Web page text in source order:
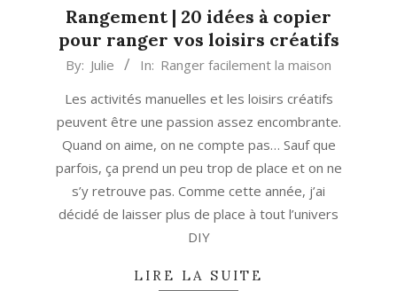
Rangement | 20 idées à copier
pour ranger vos loisirs créatifs
2023-
01
By: Julie In: Ranger facilement la maison
Les activités manuelles et les loisirs créatifs
peuvent être une passion assez encombrante.
Quand on aime, on ne compte pas… Sauf que
parfois, ça prend un peu trop de place et on ne
s’y retrouve pas. Comme cette année, j’ai
décidé de laisser plus de place à tout l’univers
DIY
LIRE LA SUITE